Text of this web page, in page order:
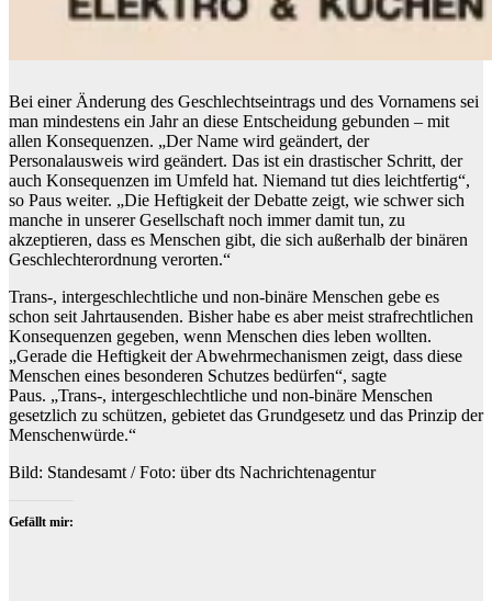
Bei einer Änderung des Geschlechtseintrags und des Vornamens sei
man mindestens ein Jahr an diese Entscheidung gebunden – mit
allen Konsequenzen. „Der Name wird geändert, der
Personalausweis wird geändert. Das ist ein drastischer Schritt, der
auch Konsequenzen im Umfeld hat. Niemand tut dies leichtfertig“,
so Paus weiter. „Die Heftigkeit der Debatte zeigt, wie schwer sich
manche in unserer Gesellschaft noch immer damit tun, zu
akzeptieren, dass es Menschen gibt, die sich außerhalb der binären
Geschlechterordnung verorten.“
Trans-, intergeschlechtliche und non-binäre Menschen gebe es
schon seit Jahrtausenden. Bisher habe es aber meist strafrechtlichen
Konsequenzen gegeben, wenn Menschen dies leben wollten.
„Gerade die Heftigkeit der Abwehrmechanismen zeigt, dass diese
Menschen eines besonderen Schutzes bedürfen“, sagte
Paus. „Trans-, intergeschlechtliche und non-binäre Menschen
gesetzlich zu schützen, gebietet das Grundgesetz und das Prinzip der
Menschenwürde.“
Bild: Standesamt / Foto: über dts Nachrichtenagentur
Gefällt mir: